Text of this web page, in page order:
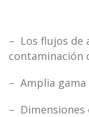
– Los flujos de
contaminación
– Amplia gama
– Dimensiones